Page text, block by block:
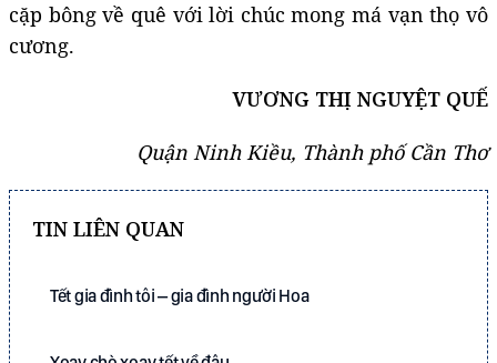
cặp bông về quê với lời chúc mong má vạn thọ vô
cương.
VƯƠNG THỊ NGUYỆT QUẾ
Quận Ninh Kiều, Thành phố Cần Thơ
TIN LIÊN QUAN
Tết gia đình tôi – gia đình người Hoa